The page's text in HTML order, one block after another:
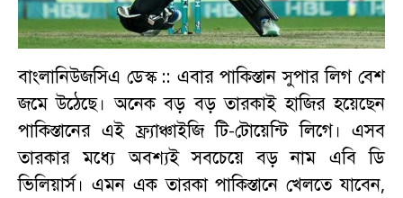
বাংলানিউজসিএ ডেস্ক :: এবার পাকিস্তান সুপার লিগ বেশ
জমে উঠেছে। অনেক বড় বড় তারকাই হাজির হয়েছেন
পাকিস্তানের এই ফ্র্যাঞ্চাইজি টি-টোয়েন্টি লিগে। এসব
তারকার মধ্যে অবশ্যই সবচেয়ে বড় নাম এবি ডি
ভিলিয়ার্স। এমন এক তারকা পাকিস্তানে খেলতে যাবেন,